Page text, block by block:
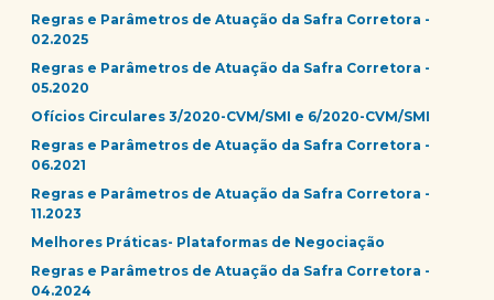
Regras e Parâmetros de Atuação da Safra Corretora -
02.2025
Regras e Parâmetros de Atuação da Safra Corretora -
05.2020
Ofícios Circulares 3/2020-CVM/SMI e 6/2020-CVM/SMI
Regras e Parâmetros de Atuação da Safra Corretora -
06.2021
Regras e Parâmetros de Atuação da Safra Corretora -
11.2023
Melhores Práticas- Plataformas de Negociação
Regras e Parâmetros de Atuação da Safra Corretora -
04.2024